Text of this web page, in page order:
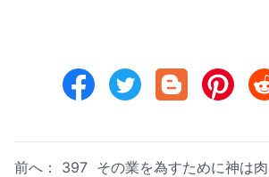
前へ： 397 その業を為すために神は